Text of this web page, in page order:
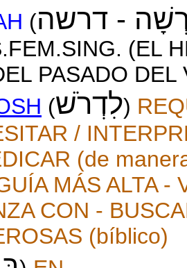
(- דרשה
(EL
PASADO
(לִדְרֹשׁ)
/
(de
MÁS ALTA -
CON -
(bíblico)